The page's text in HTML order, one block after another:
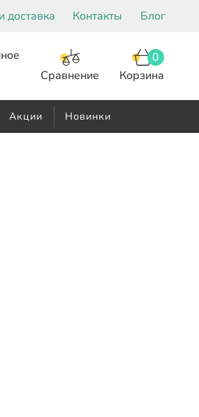
доставка Контакты Блог
Сравнение
Корзина
0
Акции Новинки